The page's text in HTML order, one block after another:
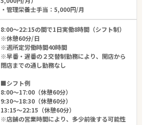
・管理栄養士手当：5,000円/月
8:00～22:15の間で1日実働8時間（シフト制）
※休憩60分/日
※週所定労働時間40時間
※早番・遅番の２交替制勤務により、開店から
閉店までの通し勤務なし
■シフト例
8:00～17:00（休憩60分）
9:30～18:30（休憩60分）
13:15～22:15（休憩60分）
※店舗の営業時間により、多少前後する可能性